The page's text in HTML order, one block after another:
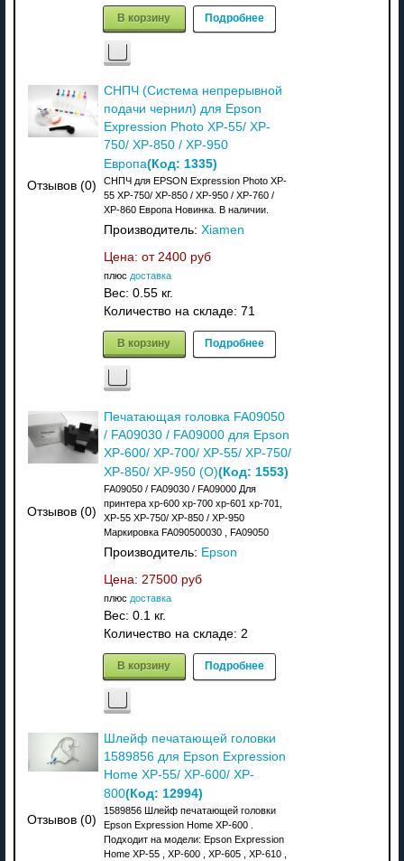
В корзину Подробнее
Отзывов (0)
СНПЧ (Система непрерывной
подачи чернил) для Epson
Expression Photo XP-55/ XP-
750/ XP-850 / XP-950
Европа(Код: 1335)
СНПЧ для EPSON Expression Photo XP-
55 XP-750/ XP-850 / XP-950 / XP-760 /
XP-860 Европа Новинка. В наличии.
Производитель: Xiamen
Цена: от 2400 руб
плюс доставка
Вес: 0.55 кг.
Количество на складе: 71
В корзину Подробнее
Отзывов (0)
Печатающая головка FA09050
/ FA09030 / FA09000 для Epson
XP-600/ XP-700/ XP-55/ XP-750/
XP-850/ XP-950 (O)(Код: 1553)
FA09050 / FA09030 / FA09000 Для
принтера xp-600 xp-700 xp-601 xp-701,
XP-55 XP-750/ XP-850 / XP-950
Маркировка FA090500030 , FA09050
Производитель: Epson
Цена: 27500 руб
плюс доставка
Вес: 0.1 кг.
Количество на складе: 2
В корзину Подробнее
Отзывов (0)
Шлейф печатающей головки
1589856 для Epson Expression
Home XP-55/ XP-600/ XP-
800(Код: 12994)
1589856 Шлейф печатающей головки
Epson Expression Home XP-600 .
Подходит на модели: Epson Expression
Home XP-55 , XP-600 , XP-605 , XP-610 ,